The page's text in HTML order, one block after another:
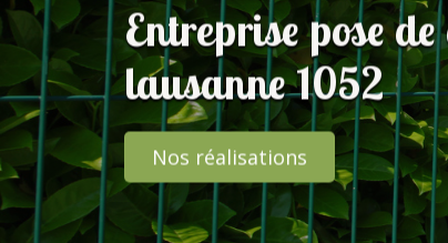
Entreprise pose
lausanne 1052
Nos réalisations